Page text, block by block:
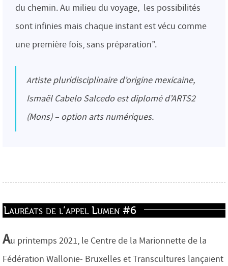
du chemin. Au milieu du voyage, les possibilités
sont infinies mais chaque instant est vécu comme
une première fois, sans préparation”.
Artiste pluridisciplinaire d’origine mexicaine,
Ismaël Cabelo Salcedo est diplomé d’ARTS2
(Mons) – option arts numériques.
Lauréats de l’appel Lumen #6
Au printemps 2021, le Centre de la Marionnette de la
Fédération Wallonie- Bruxelles et Transcultures lançaient